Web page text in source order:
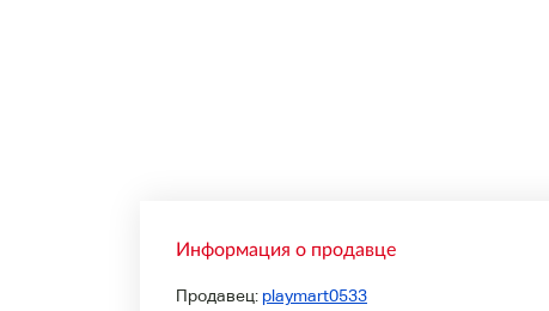
Информация о продавце
Продавец: playmart0533